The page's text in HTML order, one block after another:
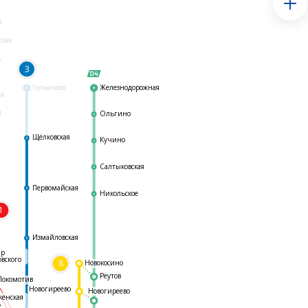
Гольяново
3
8
Железнодорожная
Ольгино
Кучино
Салтыковская
Никольское
Реутов
Измайловская
Первомайская
Щёлковская
Новогиреево
Новогиреево
Новокосино